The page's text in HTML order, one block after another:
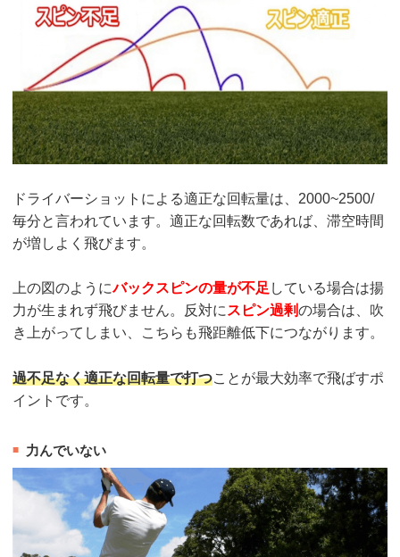
ドライバーショットによる適正な回転量は、2000~2500/
毎分と言われています。適正な回転数であれば、滞空時間
が増しよく飛びます。
上の図のようにバックスピンの量が不足している場合は揚
力が生まれず飛びません。反対にスピン過剰の場合は、吹
き上がってしまい、こちらも飛距離低下につながります。
過不足なく適正な回転量で打つことが最大効率で飛ばすポ
イントです。
力んでいない